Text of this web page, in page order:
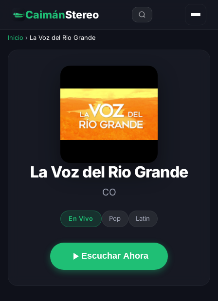
CaimánStereo
Inicio › La Voz del Rio Grande
La Voz del Rio Grande
CO
En Vivo Pop Latin
Escuchar Ahora